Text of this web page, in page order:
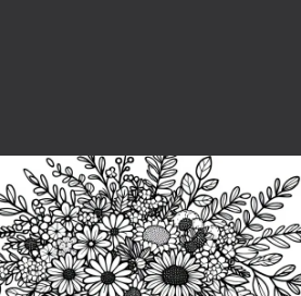
Ücretsiz Sonbahar Çiçekleri Boyama
Şablonu
Şimdi ücretsiz sonbahar çiçeği boyama
şablonunu indir ve tamamen kendi zevkine